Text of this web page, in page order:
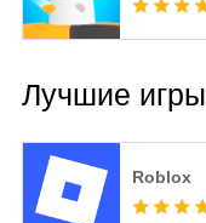
Лучшие игры
Roblox